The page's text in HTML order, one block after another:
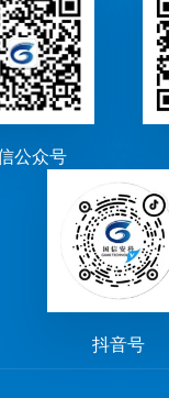
公众号
抖音号